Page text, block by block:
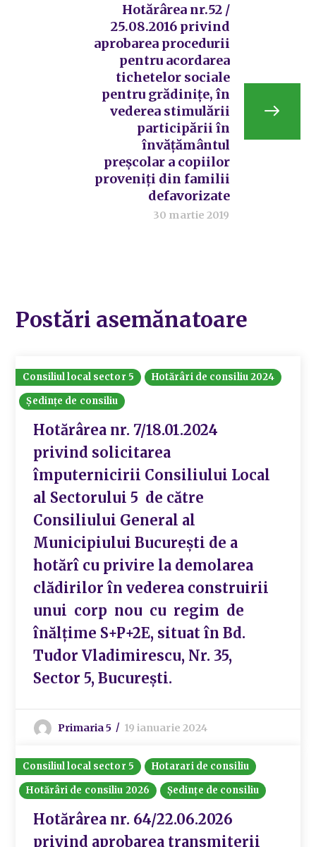
Hotărârea nr.52 /
25.08.2016 privind
aprobarea procedurii
pentru acordarea
tichetelor sociale
pentru grădinițe, în
vederea stimulării
participării în
învățământul
preșcolar a copiilor
proveniți din familii
defavorizate
30 martie 2019
Postări asemănatoare
Consiliul local sector 5
Hotărâri de consiliu 2024
Ședințe de consiliu
Hotărârea nr. 7/18.01.2024
privind solicitarea
împuternicirii Consiliului Local
al Sectorului 5 de către
Consiliului General al
Municipiului București de a
hotărî cu privire la demolarea
clădirilor în vederea construirii
unui corp nou cu regim de
înălțime S+P+2E, situat în Bd.
Tudor Vladimirescu, Nr. 35,
Sector 5, București.
Primaria 5 19 ianuarie 2024
Consiliul local sector 5
Hotarari de consiliu
Hotărâri de consiliu 2026
Ședințe de consiliu
Hotărârea nr. 64/22.06.2026
privind aprobarea transmiterii